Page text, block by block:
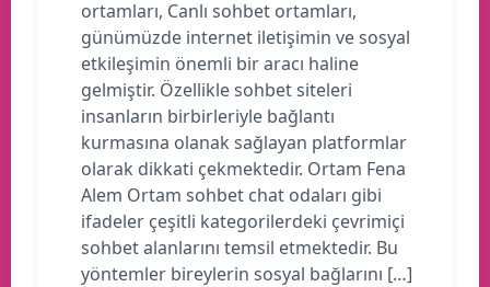
ortamları, Canlı sohbet ortamları,
günümüzde internet iletişimin ve sosyal
etkileşimin önemli bir aracı haline
gelmiştir. Özellikle sohbet siteleri
insanların birbirleriyle bağlantı
kurmasına olanak sağlayan platformlar
olarak dikkati çekmektedir. Ortam Fena
Alem Ortam sohbet chat odaları gibi
ifadeler çeşitli kategorilerdeki çevrimiçi
sohbet alanlarını temsil etmektedir. Bu
yöntemler bireylerin sosyal bağlarını […]